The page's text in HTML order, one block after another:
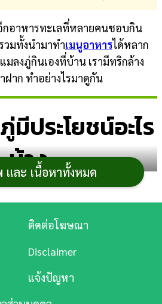
กอาหารทะเลที่หลายคนชอบกิน
มทั้งนำมาทำเมนูอาหารได้หลาก
ลงภู่กินเองที่บ้าน เรามีทริกล้าง
าก ทำอย่างไรมาดูกัน
ประโยชน์อะไร
บ้าง
และ เนื้อหาทั้งหมด
ติดต่อโฆษณา
Disclaimer
แจ้งปัญหา